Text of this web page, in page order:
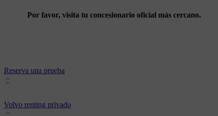
Por favor, visita tu concesionario oficial más cercano.
Reserva una prueba
Volvo renting privado